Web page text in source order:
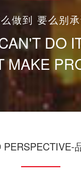
做到 要么别
DO
MAKE
PERSPECTIVE-